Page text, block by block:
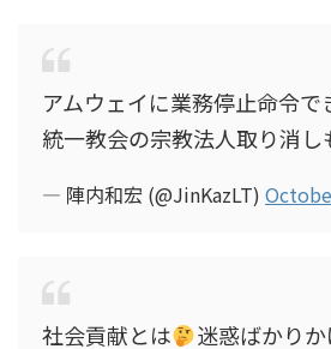
アムウェイに業務停止命令で
統一教会の宗教法人取り消し
— 陣内和宏 (@JinKazLT)
社会貢献とは 迷惑ばかり